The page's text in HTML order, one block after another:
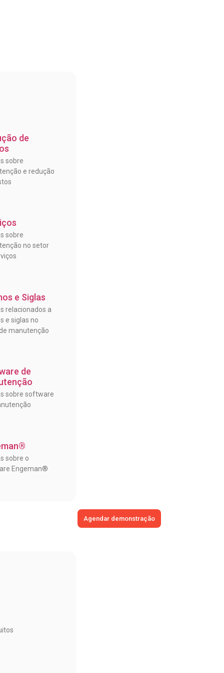
de
sobre
e redução
sobre
no setor
e Siglas
relacionados a
e siglas no
manutenção
de
sobre software
sobre o
Engeman®
Agendar demonstração